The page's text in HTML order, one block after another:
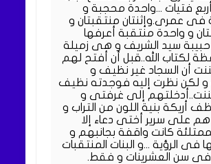
فتيات ...واحدة محجبة و
فى عمرى.وإثنتان منتقبتان و
و واحدة منتقبة أعرفها
حبيبة سيد الشريف و هى زميلة
لكتاب الله..قبل أن أفتح لهم
أن السجاد غير نظيف و
و لكن نظرت إليه فوجدته نظيف
إلى غرفتى و
أريكة بنية اللون من التراب و
على سرير أختى دعاء إلا
كانت واقفة بجانبهم و
فى الرؤية ...و البنات المنتقبات
فى سن العشرينات و فقط.